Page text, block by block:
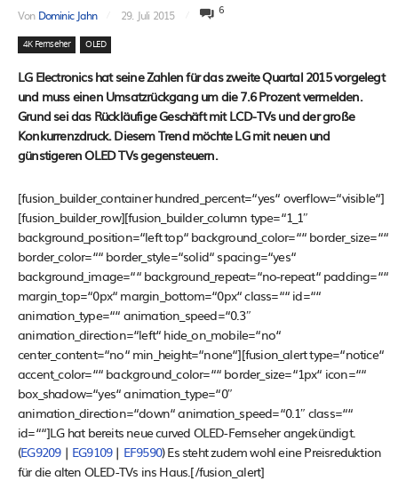
Von Dominic Jahn 29. Juli 2015 6
4K Fernseher OLED
LG Electronics hat seine Zahlen für das zweite Quartal 2015 vorgelegt
und muss einen Umsatzrückgang um die 7.6 Prozent vermelden.
Grund sei das Rückläufige Geschäft mit LCD-TVs und der große
Konkurrenzdruck. Diesem Trend möchte LG mit neuen und
günstigeren OLED TVs gegensteuern.
[fusion_builder_container hundred_percent=“yes“ overflow=“visible“]
[fusion_builder_row][fusion_builder_column type=“1_1″
background_position=“left top“ background_color=““ border_size=““
border_color=““ border_style=“solid“ spacing=“yes“
background_image=““ background_repeat=“no-repeat“ padding=““
margin_top=“0px“ margin_bottom=“0px“ class=““ id=““
animation_type=““ animation_speed=“0.3″
animation_direction=“left“ hide_on_mobile=“no“
center_content=“no“ min_height=“none“][fusion_alert type=“notice“
accent_color=““ background_color=““ border_size=“1px“ icon=““
box_shadow=“yes“ animation_type=“0″
animation_direction=“down“ animation_speed=“0.1″ class=““
id=““]LG hat bereits neue curved OLED-Fernseher angekündigt.
(EG9209| EG9109| EF9590) Es steht zudem wohl eine Preisreduktion
für die alten OLED-TVs ins Haus.[/fusion_alert]